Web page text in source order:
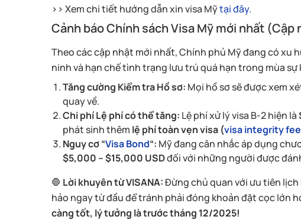
>> Xem chi tiết hướng dẫn xin visa Mỹtại đây.
Cảnh báo Chính sách Visa Mỹ mới nhất
Theo các cập nhật mới nhất, Chính phủ Mỹ đang có xu
ninh và hạn chế tình trạng lưu trú quá hạn trong mùa sự
Tăng cường Kiểm tra Hồ sơ: Mọi hồ sơ sẽ được xem
quay về.
Chi phí Lệ phí có thể tăng: Lệ phí xử lý visa B-2 hiện là
phát sinh thêm lệ phí toàn vẹn visa (visa integrity fee
Nguy cơ “Visa Bond“: Mỹ đang cân nhắc áp dụng
$5,000 – $15,000 USDđối với những người được
🛑 Lời khuyên từ VISANA:Đừng chủ quan với ưu tiên lịch
hảo ngay từ đầu để tránh phải đóng khoản đặt cọc lớn
càng tốt, lý tưởng là trước tháng 12/2025!